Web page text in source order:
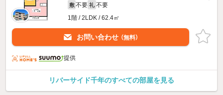
敷 不要 礼 不要
1階 / 2LDK / 62.4㎡
お問い合わせ （無料）
提供
リバーサイド千年のすべての部屋を見る